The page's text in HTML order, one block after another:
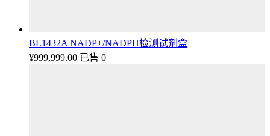
BL1432A NADP+/NADPH检测试剂盒
¥999,999.00 已售 0